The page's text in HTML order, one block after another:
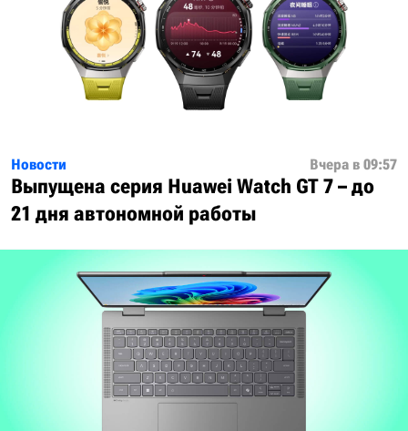
Новости Вчера в 09:57
Выпущена серия Huawei Watch GT 7 – до
21 дня автономной работы